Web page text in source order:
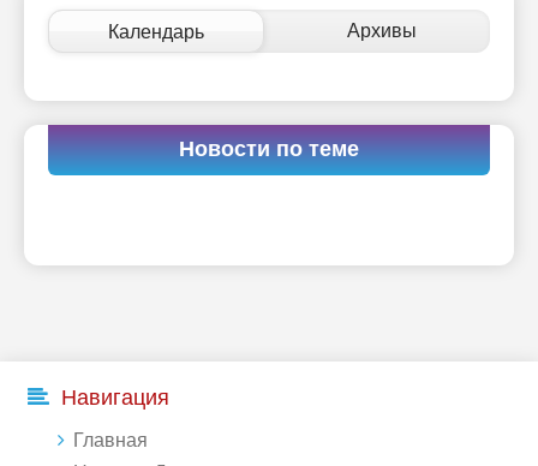
Календарь Архивы
Новости по теме
Навигация
Главная